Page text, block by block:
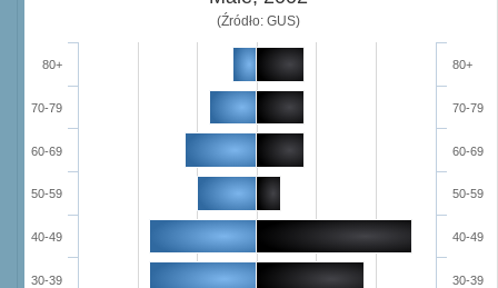
(Źródło: GUS)
30-39
40-49
50-59
60-69
70-79
80+
30-39
40-49
50-59
60-69
70-79
80+